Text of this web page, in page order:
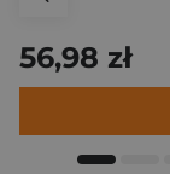
56,98 zł